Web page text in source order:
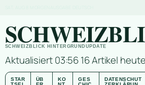
SCHWEIZBLICK HINTERGRUNDUPDATE
Aktualisiert 03:5616 Artikel heute
STAR
ÜB
KO
GES
DATENSCHUT